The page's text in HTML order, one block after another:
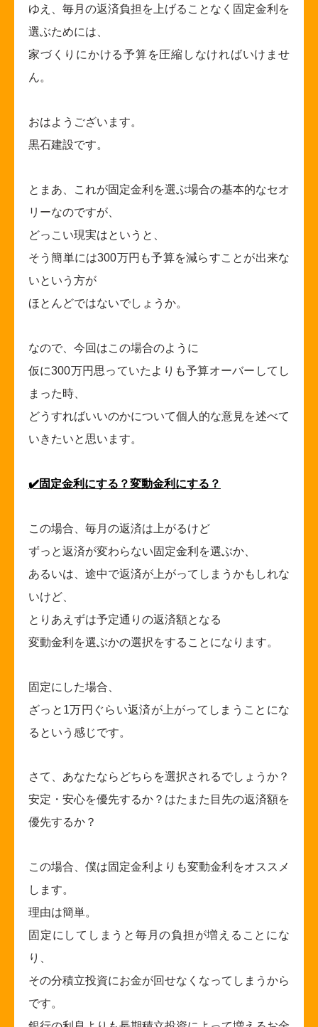
ゆえ、毎月の返済負担を上げることなく固定金利を
選ぶためには、
家づくりにかける予算を圧縮しなければいけませ
ん。
おはようございます。
黒石建設です。
とまあ、これが固定金利を選ぶ場合の基本的なセオ
リーなのですが、
どっこい現実はというと、
そう簡単には300万円も予算を減らすことが出来な
いという方が
ほとんどではないでしょうか。
なので、今回はこの場合のように
仮に300万円思っていたよりも予算オーバーしてし
まった時、
どうすればいいのかについて個人的な意見を述べて
いきたいと思います。
✔️固定金利にする？変動金利にする？
この場合、毎月の返済は上がるけど
ずっと返済が変わらない固定金利を選ぶか、
あるいは、途中で返済が上がってしまうかもしれな
いけど、
とりあえずは予定通りの返済額となる
変動金利を選ぶかの選択をすることになります。
固定にした場合、
ざっと1万円ぐらい返済が上がってしまうことにな
るという感じです。
さて、あなたならどちらを選択されるでしょうか？
安定・安心を優先するか？はたまた目先の返済額を
優先するか？
この場合、僕は固定金利よりも変動金利をオススメ
します。
理由は簡単。
固定にしてしまうと毎月の負担が増えることにな
り、
その分積立投資にお金が回せなくなってしまうから
です。